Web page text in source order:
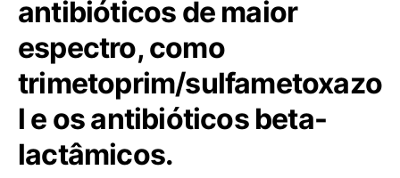
antibióticos de maior
espectro, como
trimetoprim/sulfametoxazo
l e os antibióticos beta-
lactâmicos.